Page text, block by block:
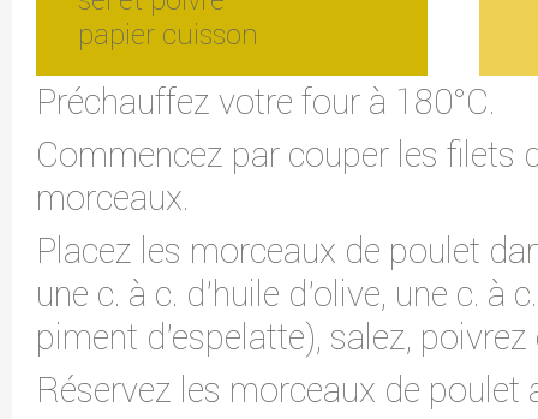
papier cuisson
Préchauffez votre four à 180°C.
Commencez par couper les filets
morceaux.
Placez les morceaux de poulet
une c. à c. d'huile d'olive, une c. à
piment d'espelatte), salez,
Réservez les morceaux de poulet